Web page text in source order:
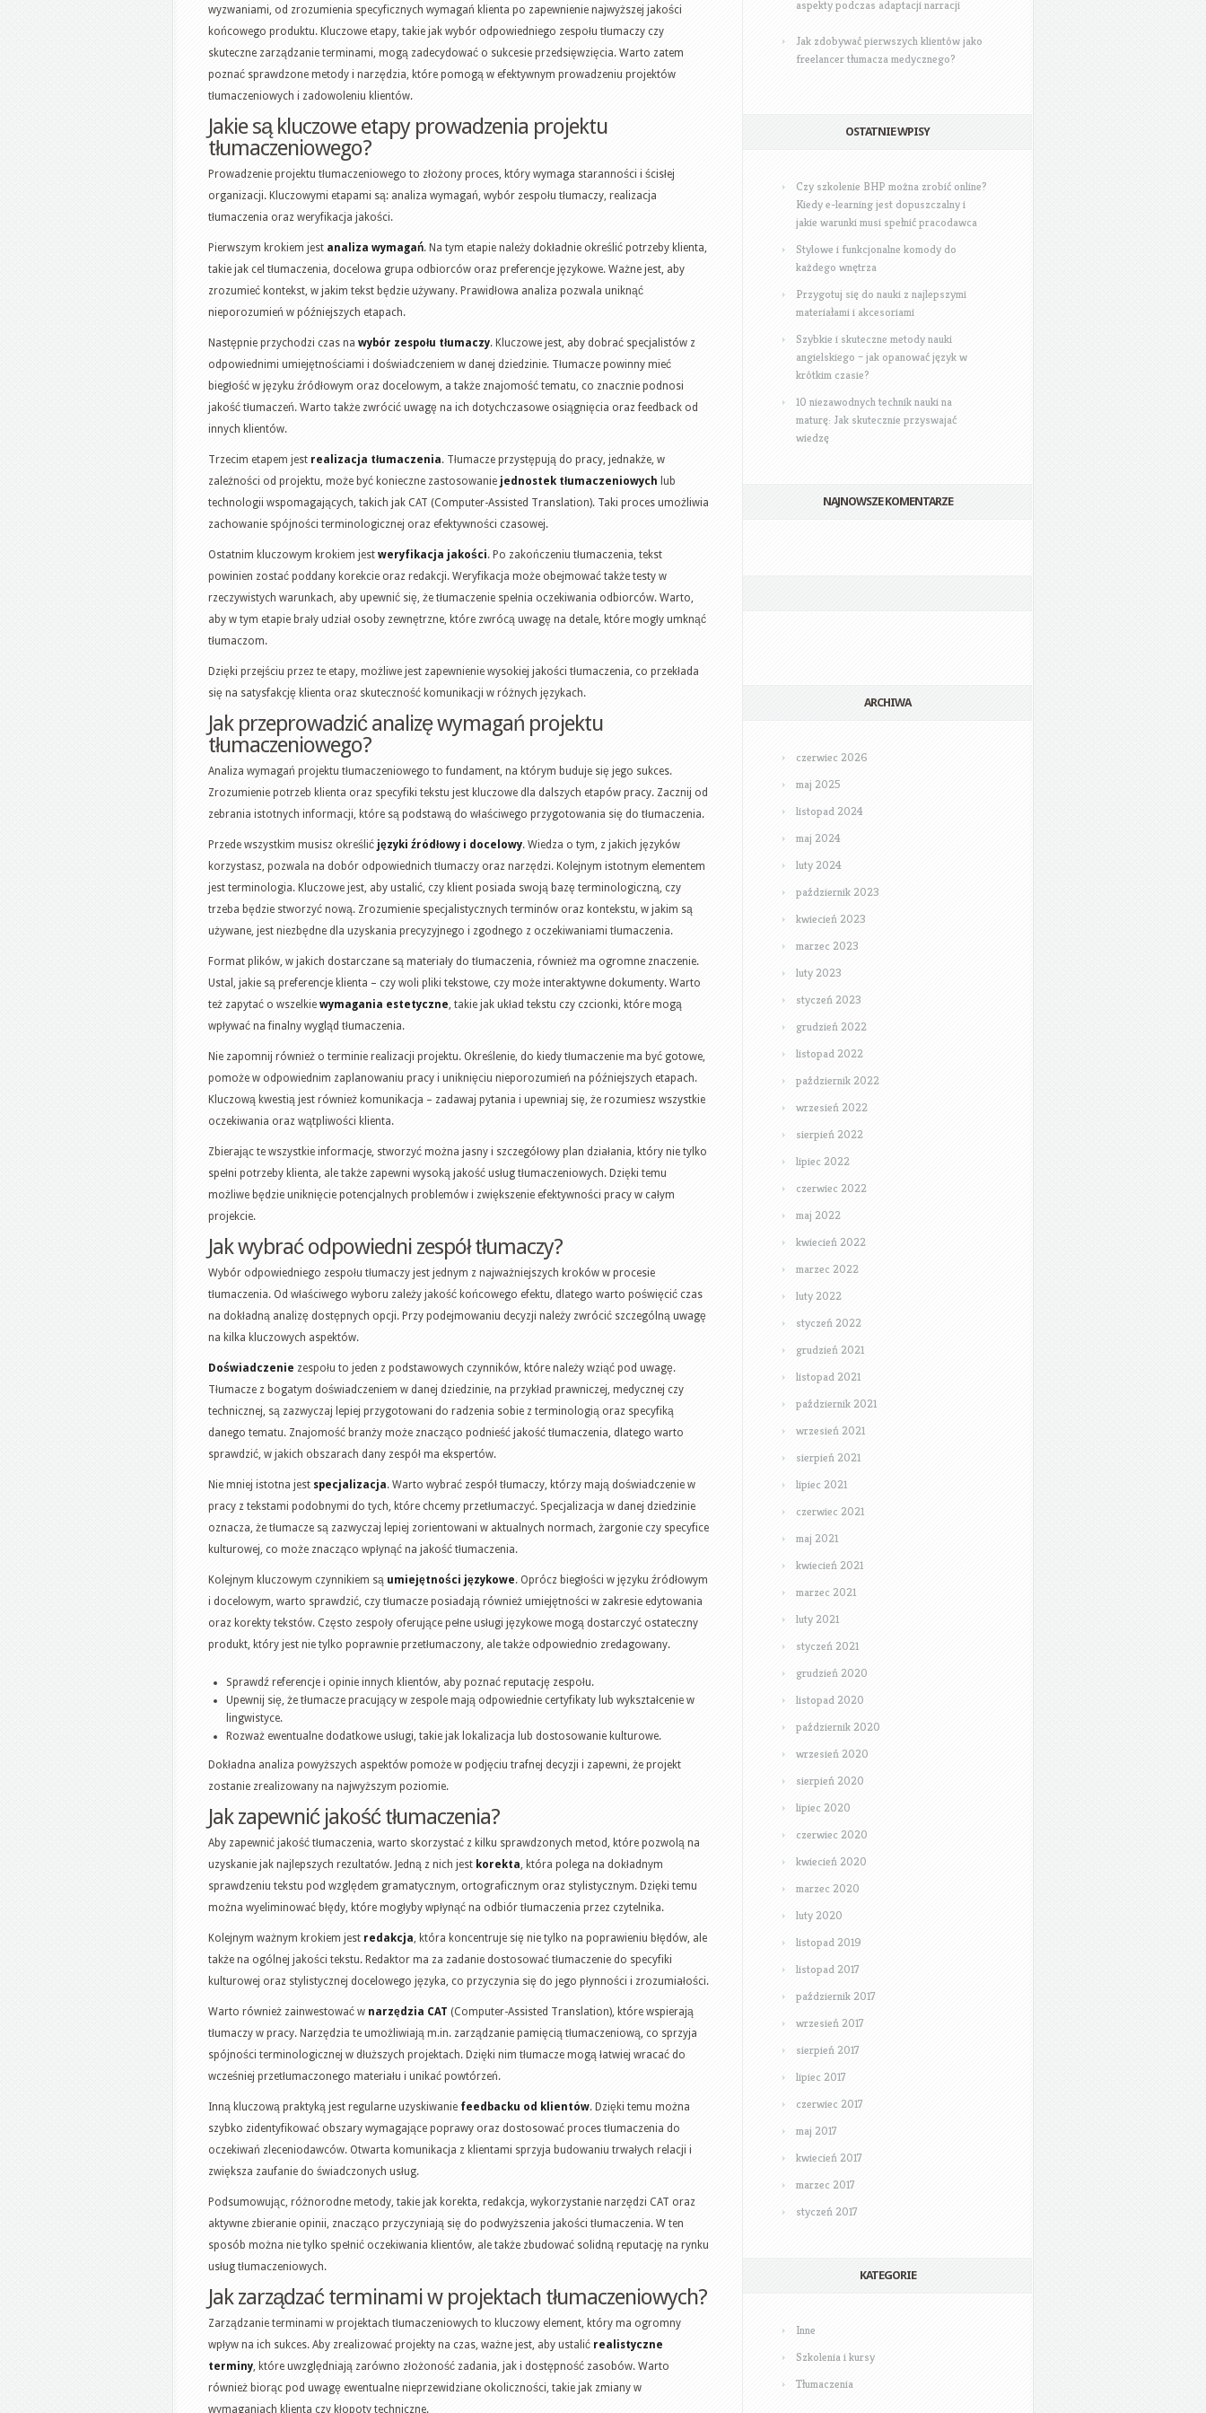
wyzwaniami, od zrozumienia specyficznych wymagań klienta po zapewnienie najwyższej jakości
końcowego produktu. Kluczowe etapy, takie jak wybór odpowiedniego zespołu tłumaczy czy
skuteczne zarządzanie terminami, mogą zadecydować o sukcesie przedsięwzięcia. Warto zatem
poznać sprawdzone metody i narzędzia, które pomogą w efektywnym prowadzeniu projektów
tłumaczeniowych i zadowoleniu klientów.
Jakie są kluczowe etapy prowadzenia projektu
tłumaczeniowego?
Prowadzenie projektu tłumaczeniowego to złożony proces, który wymaga staranności i ścisłej
organizacji. Kluczowymi etapami są: analiza wymagań, wybór zespołu tłumaczy, realizacja
tłumaczenia oraz weryfikacja jakości.
Pierwszym krokiem jest analiza wymagań. Na tym etapie należy dokładnie określić potrzeby klienta,
takie jak cel tłumaczenia, docelowa grupa odbiorców oraz preferencje językowe. Ważne jest, aby
zrozumieć kontekst, w jakim tekst będzie używany. Prawidłowa analiza pozwala uniknąć
nieporozumień w późniejszych etapach.
Następnie przychodzi czas na wybór zespołu tłumaczy. Kluczowe jest, aby dobrać specjalistów z
odpowiednimi umiejętnościami i doświadczeniem w danej dziedzinie. Tłumacze powinny mieć
biegłość w języku źródłowym oraz docelowym, a także znajomość tematu, co znacznie podnosi
jakość tłumaczeń. Warto także zwrócić uwagę na ich dotychczasowe osiągnięcia oraz feedback od
innych klientów.
Trzecim etapem jest realizacja tłumaczenia. Tłumacze przystępują do pracy, jednakże, w
zależności od projektu, może być konieczne zastosowanie jednostek tłumaczeniowych lub
technologii wspomagających, takich jak CAT (Computer-Assisted Translation). Taki proces umożliwia
zachowanie spójności terminologicznej oraz efektywności czasowej.
Ostatnim kluczowym krokiem jest weryfikacja jakości. Po zakończeniu tłumaczenia, tekst
powinien zostać poddany korekcie oraz redakcji. Weryfikacja może obejmować także testy w
rzeczywistych warunkach, aby upewnić się, że tłumaczenie spełnia oczekiwania odbiorców. Warto,
aby w tym etapie brały udział osoby zewnętrzne, które zwrócą uwagę na detale, które mogły umknąć
tłumaczom.
Dzięki przejściu przez te etapy, możliwe jest zapewnienie wysokiej jakości tłumaczenia, co przekłada
się na satysfakcję klienta oraz skuteczność komunikacji w różnych językach.
Jak przeprowadzić analizę wymagań projektu
tłumaczeniowego?
Analiza wymagań projektu tłumaczeniowego to fundament, na którym buduje się jego sukces.
Zrozumienie potrzeb klienta oraz specyfiki tekstu jest kluczowe dla dalszych etapów pracy. Zacznij od
zebrania istotnych informacji, które są podstawą do właściwego przygotowania się do tłumaczenia.
Przede wszystkim musisz określić języki źródłowy i docelowy. Wiedza o tym, z jakich języków
korzystasz, pozwala na dobór odpowiednich tłumaczy oraz narzędzi. Kolejnym istotnym elementem
jest terminologia. Kluczowe jest, aby ustalić, czy klient posiada swoją bazę terminologiczną, czy
trzeba będzie stworzyć nową. Zrozumienie specjalistycznych terminów oraz kontekstu, w jakim są
używane, jest niezbędne dla uzyskania precyzyjnego i zgodnego z oczekiwaniami tłumaczenia.
Format plików, w jakich dostarczane są materiały do tłumaczenia, również ma ogromne znaczenie.
Ustal, jakie są preferencje klienta – czy woli pliki tekstowe, czy może interaktywne dokumenty. Warto
też zapytać o wszelkie wymagania estetyczne, takie jak układ tekstu czy czcionki, które mogą
wpływać na finalny wygląd tłumaczenia.
Nie zapomnij również o terminie realizacji projektu. Określenie, do kiedy tłumaczenie ma być gotowe,
pomoże w odpowiednim zaplanowaniu pracy i uniknięciu nieporozumień na późniejszych etapach.
Kluczową kwestią jest również komunikacja – zadawaj pytania i upewniaj się, że rozumiesz wszystkie
oczekiwania oraz wątpliwości klienta.
Zbierając te wszystkie informacje, stworzyć można jasny i szczegółowy plan działania, który nie tylko
spełni potrzeby klienta, ale także zapewni wysoką jakość usług tłumaczeniowych. Dzięki temu
możliwe będzie uniknięcie potencjalnych problemów i zwiększenie efektywności pracy w całym
projekcie.
Jak wybrać odpowiedni zespół tłumaczy?
Wybór odpowiedniego zespołu tłumaczy jest jednym z najważniejszych kroków w procesie
tłumaczenia. Od właściwego wyboru zależy jakość końcowego efektu, dlatego warto poświęcić czas
na dokładną analizę dostępnych opcji. Przy podejmowaniu decyzji należy zwrócić szczególną uwagę
na kilka kluczowych aspektów.
Doświadczenie zespołu to jeden z podstawowych czynników, które należy wziąć pod uwagę.
Tłumacze z bogatym doświadczeniem w danej dziedzinie, na przykład prawniczej, medycznej czy
technicznej, są zazwyczaj lepiej przygotowani do radzenia sobie z terminologią oraz specyfiką
danego tematu. Znajomość branży może znacząco podnieść jakość tłumaczenia, dlatego warto
sprawdzić, w jakich obszarach dany zespół ma ekspertów.
Nie mniej istotna jest specjalizacja. Warto wybrać zespół tłumaczy, którzy mają doświadczenie w
pracy z tekstami podobnymi do tych, które chcemy przetłumaczyć. Specjalizacja w danej dziedzinie
oznacza, że tłumacze są zazwyczaj lepiej zorientowani w aktualnych normach, żargonie czy specyfice
kulturowej, co może znacząco wpłynąć na jakość tłumaczenia.
Kolejnym kluczowym czynnikiem są umiejętności językowe. Oprócz biegłości w języku źródłowym
i docelowym, warto sprawdzić, czy tłumacze posiadają również umiejętności w zakresie edytowania
oraz korekty tekstów. Często zespoły oferujące pełne usługi językowe mogą dostarczyć ostateczny
produkt, który jest nie tylko poprawnie przetłumaczony, ale także odpowiednio zredagowany.
Sprawdź referencje i opinie innych klientów, aby poznać reputację zespołu.
Upewnij się, że tłumacze pracujący w zespole mają odpowiednie certyfikaty lub wykształcenie w
lingwistyce.
Rozważ ewentualne dodatkowe usługi, takie jak lokalizacja lub dostosowanie kulturowe.
Dokładna analiza powyższych aspektów pomoże w podjęciu trafnej decyzji i zapewni, że projekt
zostanie zrealizowany na najwyższym poziomie.
Jak zapewnić jakość tłumaczenia?
Aby zapewnić jakość tłumaczenia, warto skorzystać z kilku sprawdzonych metod, które pozwolą na
uzyskanie jak najlepszych rezultatów. Jedną z nich jest korekta, która polega na dokładnym
sprawdzeniu tekstu pod względem gramatycznym, ortograficznym oraz stylistycznym. Dzięki temu
można wyeliminować błędy, które mogłyby wpłynąć na odbiór tłumaczenia przez czytelnika.
Kolejnym ważnym krokiem jest redakcja, która koncentruje się nie tylko na poprawieniu błędów, ale
także na ogólnej jakości tekstu. Redaktor ma za zadanie dostosować tłumaczenie do specyfiki
kulturowej oraz stylistycznej docelowego języka, co przyczynia się do jego płynności i zrozumiałości.
Warto również zainwestować w narzędzia CAT (Computer-Assisted Translation), które wspierają
tłumaczy w pracy. Narzędzia te umożliwiają m.in. zarządzanie pamięcią tłumaczeniową, co sprzyja
spójności terminologicznej w dłuższych projektach. Dzięki nim tłumacze mogą łatwiej wracać do
wcześniej przetłumaczonego materiału i unikać powtórzeń.
Inną kluczową praktyką jest regularne uzyskiwanie feedbacku od klientów. Dzięki temu można
szybko zidentyfikować obszary wymagające poprawy oraz dostosować proces tłumaczenia do
oczekiwań zleceniodawców. Otwarta komunikacja z klientami sprzyja budowaniu trwałych relacji i
zwiększa zaufanie do świadczonych usług.
Podsumowując, różnorodne metody, takie jak korekta, redakcja, wykorzystanie narzędzi CAT oraz
aktywne zbieranie opinii, znacząco przyczyniają się do podwyższenia jakości tłumaczenia. W ten
sposób można nie tylko spełnić oczekiwania klientów, ale także zbudować solidną reputację na rynku
usług tłumaczeniowych.
Jak zarządzać terminami w projektach tłumaczeniowych?
Zarządzanie terminami w projektach tłumaczeniowych to kluczowy element, który ma ogromny
wpływ na ich sukces. Aby zrealizować projekty na czas, ważne jest, aby ustalić realistyczne
terminy, które uwzględniają zarówno złożoność zadania, jak i dostępność zasobów. Warto
również biorąc pod uwagę ewentualne nieprzewidziane okoliczności, takie jak zmiany w
wymaganiach klienta czy kłopoty techniczne.
aspekty podczas adaptacji narracji
Jak zdobywać pierwszych klientów jako
freelancer tłumacza medycznego?
OSTATNIE WPISY
Czy szkolenie BHP można zrobić online?
Kiedy e-learning jest dopuszczalny i
jakie warunki musi spełnić pracodawca
Stylowe i funkcjonalne komody do
każdego wnętrza
Przygotuj się do nauki z najlepszymi
materiałami i akcesoriami
Szybkie i skuteczne metody nauki
angielskiego – jak opanować język w
krótkim czasie?
10 niezawodnych technik nauki na
maturę: Jak skutecznie przyswajać
wiedzę
NAJNOWSZE KOMENTARZE
ARCHIWA
czerwiec 2026
maj 2025
listopad 2024
maj 2024
luty 2024
październik 2023
kwiecień 2023
marzec 2023
luty 2023
styczeń 2023
grudzień 2022
listopad 2022
październik 2022
wrzesień 2022
sierpień 2022
lipiec 2022
czerwiec 2022
maj 2022
kwiecień 2022
marzec 2022
luty 2022
styczeń 2022
grudzień 2021
listopad 2021
październik 2021
wrzesień 2021
sierpień 2021
lipiec 2021
czerwiec 2021
maj 2021
kwiecień 2021
marzec 2021
luty 2021
styczeń 2021
grudzień 2020
listopad 2020
październik 2020
wrzesień 2020
sierpień 2020
lipiec 2020
czerwiec 2020
kwiecień 2020
marzec 2020
luty 2020
listopad 2019
listopad 2017
październik 2017
wrzesień 2017
sierpień 2017
lipiec 2017
czerwiec 2017
maj 2017
kwiecień 2017
marzec 2017
styczeń 2017
KATEGORIE
Inne
Szkolenia i kursy
Tłumaczenia